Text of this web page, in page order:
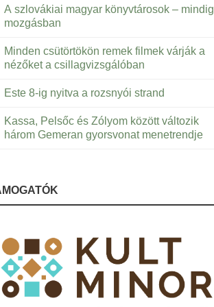
A szlovákiai magyar könyvtárosok – mindig
mozgásban
Minden csütörtökön remek filmek várják a
nézőket a csillagvizsgálóban
Este 8-ig nyitva a rozsnyói strand
Kassa, Pelsőc és Zólyom között változik
három Gemeran gyorsvonat menetrendje